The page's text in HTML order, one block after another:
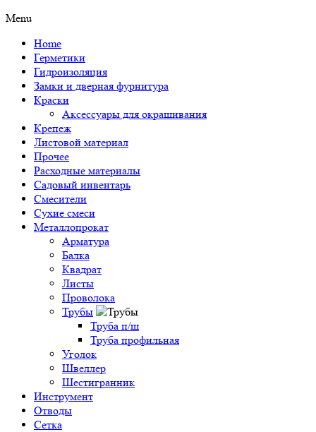
Menu
Home
Герметики
Гидроизоляция
Замки и дверная фурнитура
Краски
Аксессуары для окрашивания
Крепеж
Листовой материал
Прочее
Расходные материалы
Садовый инвентарь
Смесители
Сухие смеси
Металлопрокат
Арматура
Балка
Квадрат
Листы
Проволока
Трубы
Труба п/ш
Труба профильная
Уголок
Швеллер
Шестигранник
Инструмент
Отводы
Сетка